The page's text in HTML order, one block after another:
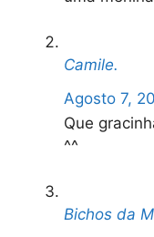
Camile.
Agosto 7,
Que
^^
Bichos da